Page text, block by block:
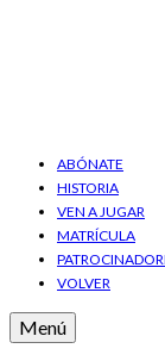
ABÓNATE
HISTORIA
VEN A JUGAR
MATRÍCULA
VOLVER
Menú